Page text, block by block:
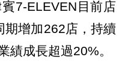
7-ELEVEN目前店
期增加262店，持續
績成長超過20%。